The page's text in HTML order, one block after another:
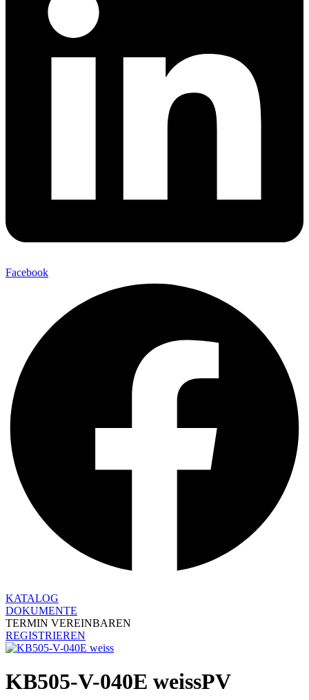
Facebook
KATALOG
DOKUMENTE
TERMIN VEREINBAREN
REGISTRIEREN
KB505-V-040E weissPV